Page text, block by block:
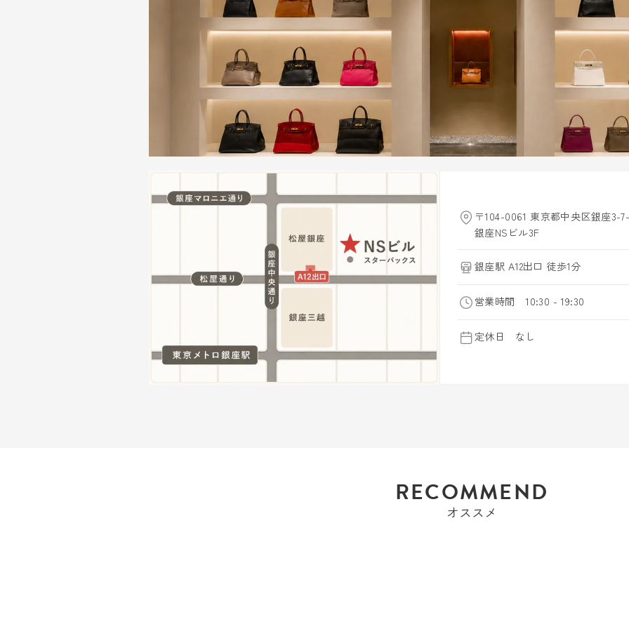
〒104-0061 東京都中央区銀座3-
銀座NSビル3F
銀座駅 A12出口 徒歩1分
営業時間 10:30 - 19:30
定休日 なし
RECOMMEND
オススメ